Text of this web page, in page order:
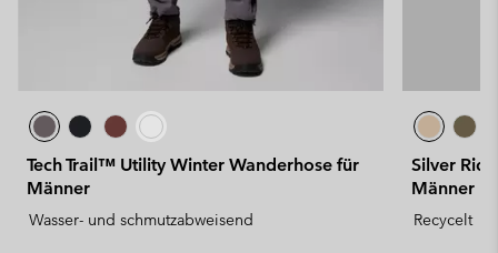
Tech Trail™ Utility Winter Wanderhose für
Männer
Wasser- und schmutzabweisend
Silver
Männer
Recycelt